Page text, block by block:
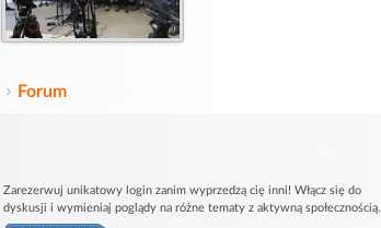
Forum
Zarezerwuj unikatowy login zanim wyprzedzą cię inni! Włącz się do
dyskusji i wymieniaj poglądy na różne tematy z aktywną społecznością.